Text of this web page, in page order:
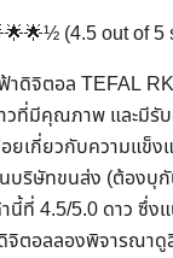
(4.5 out of 5
าดิจิตอล TEFAL
วที่มีคุณภาพ และมีรั
ยเกี่ยวกับความแข็ง
บริษัทขนส่ง (ต้องบุ
นี้ที่ 4.5/5.0 ดาว ซึ่ง
จิตอลลองพิจารณา